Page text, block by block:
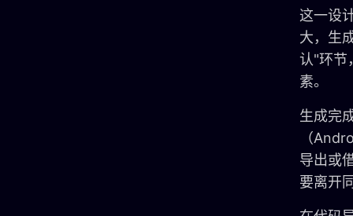
这一设
大，生
认"环节
素。
生成完
（
导出或
要离开